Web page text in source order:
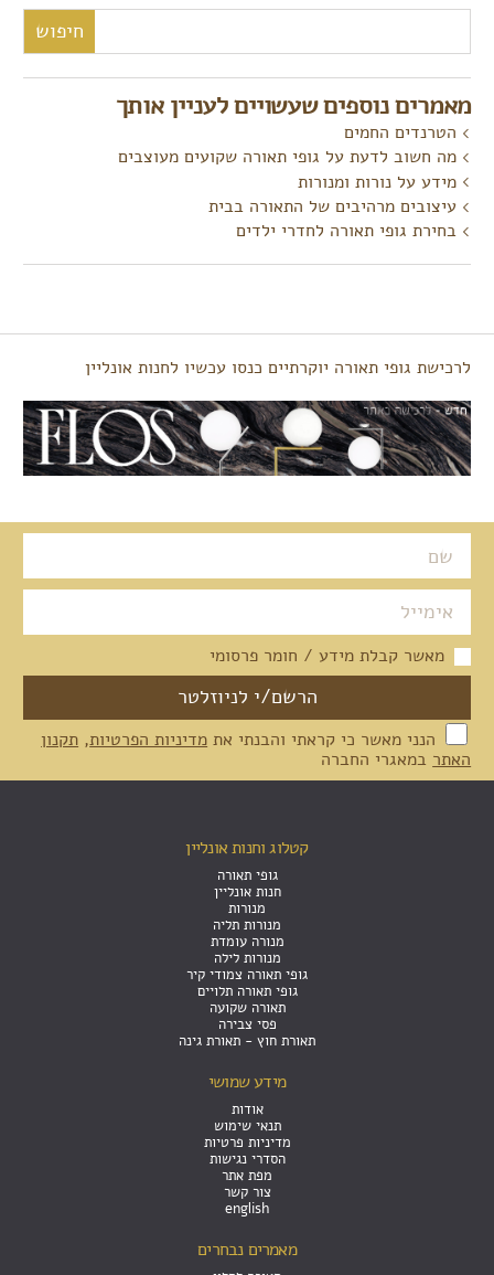
מאמרים נוספים שעשויים לעניין אותך
הטרנדים החמים
מה חשוב לדעת על גופי תאורה שקועים מעוצבים
מידע על נורות ומנורות
עיצובים מרהיבים של התאורה בבית
בחירת גופי תאורה לחדרי ילדים
לרכישת גופי תאורה יוקרתיים כנסו עכשיו לחנות אונליין
מאשר קבלת מידע / חומר פרסומי
הנני מאשר כי קראתי והבנתי את מדיניות הפרטיות, תקנון
האתר במאגרי החברה
קטלוג וחנות אונליין
גופי תאורה
חנות אונליין
מנורות
מנורות תליה
מנורה עומדת
מנורות לילה
גופי תאורה צמודי קיר
גופי תאורה תלויים
תאורה שקועה
פסי צבירה
תאורת חוץ - תאורת גינה
מידע שמושי
אודות
תנאי שימוש
מדיניות פרטיות
הסדרי נגישות
מפת אתר
צור קשר
english
מאמרים נבחרים